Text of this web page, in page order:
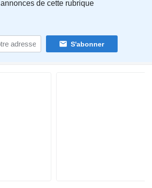
annonces de cette rubrique
S'abonner